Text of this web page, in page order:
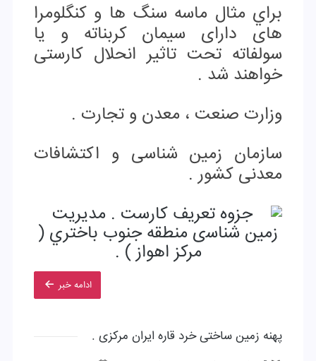
ﺑﺮاي ﻣﺜﺎل ﻣﺎﺳﻪ سنگ ها و کنگلوﻣﺮا
ﻫﺎی دارای ﺳﯿﻤﺎن کرﺑﻨﺎﺗﻪ و ﯾﺎ
ﺳﻮﻟﻔﺎﺗﻪ ﺗﺤﺖ تاثیر اﻧﺤﻼل کارستی
ﺧﻮاﻫﻨﺪ ﺷﺪ .
وزارت صنعت ، معدن و تجارت .
سازمان زمین شناسی و اکتشافات
معدنی کشور .
ادامه خبر
پهنه زمین ساختی خرد قاره ایران مرکزی .